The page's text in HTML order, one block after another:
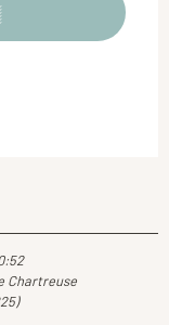
Chartreuse
)